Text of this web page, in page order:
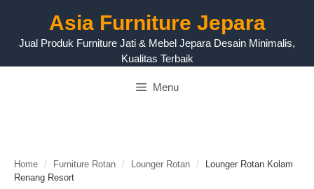
Asia Furniture Jepara
Jual Produk Furniture Jati & Mebel Jepara Desain Minimalis,
Kualitas Terbaik
Menu
Home / Furniture Rotan / Lounger Rotan /
Lounger Rotan Kolam
Renang Resort